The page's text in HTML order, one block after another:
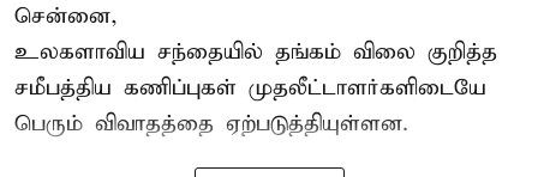
சென்னை,
உலகளாவிய சந்தையில் தங்கம் விலை குறித்த
சமீபத்திய கணிப்புகள் முதலீட்டாளர்களிடையே
பெரும் விவாதத்தை ஏற்படுத்தியுள்ளன.